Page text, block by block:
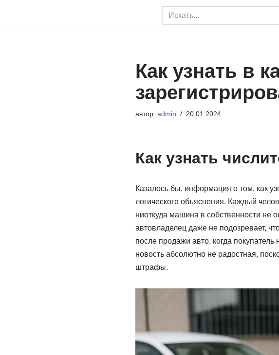
Как узнать в
автор: admin 20.01.2024
Как узнать
Казалось бы, информация о том, как
логического объяснения. Каждый
ниоткуда машина в собственности не
автовладелец даже не подозревает,
после продажи авто, когда
новость абсолютно не радостная,
штрафы.